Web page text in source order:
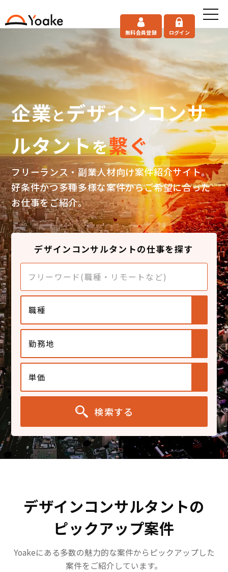
無料会員登録 ログイン
企業とデザインコンサ
ルタントを繋ぐ
フリーランス・副業人材向け案件紹介サイト。
好条件かつ多種多様な案件からご希望に合った
お仕事をご紹介。
デザインコンサルタントの仕事を探す
職種
勤務地
単価
デザインコンサルタントの
ピックアップ案件
Yoakeにある多数の魅力的な案件からピックアップした
案件をご紹介しています。